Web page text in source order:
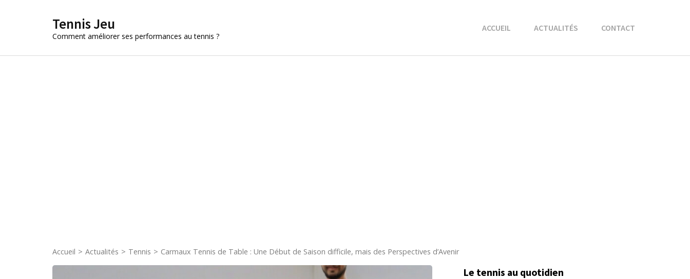
Tennis Jeu
Comment améliorer ses performances au tennis ?
ACCUEIL ACTUALITÉS CONTACT
Accueil > Actualités > Tennis > Carmaux Tennis de Table : Une Début de Saison difficile, mais des Perspectives d’Avenir
Le tennis au quotidien